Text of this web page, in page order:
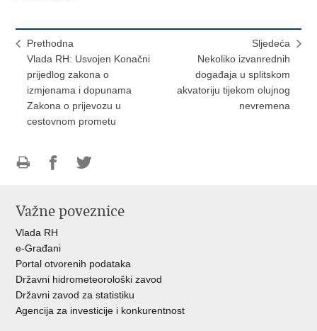
Prethodna
Vlada RH: Usvojen Konačni
prijedlog zakona o
izmjenama i dopunama
Zakona o prijevozu u
cestovnom prometu
Sljedeća
Nekoliko izvanrednih
događaja u splitskom
akvatoriju tijekom olujnog
nevremena
Facebooku
Twitteru
Važne poveznice
Vlada RH
e-Građani
Portal otvorenih podataka
Državni hidrometeorološki zavod
Državni zavod za statistiku
Agencija za investicije i konkurentnost